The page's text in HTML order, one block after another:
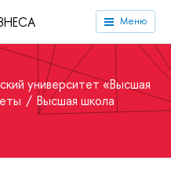
Меню
университет «Высшая
Высшая школа